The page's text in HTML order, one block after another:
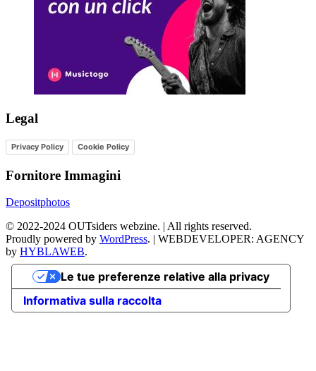
Legal
Privacy Policy Cookie Policy
Fornitore Immagini
Depositphotos
© 2022-2024 OUTsiders webzine. | All rights reserved.
Proudly powered by WordPress. | WEBDEVELOPER: AGENCY
by HYBLAWEB.
Informativa sulla raccolta
Le tue preferenze relative alla privacy